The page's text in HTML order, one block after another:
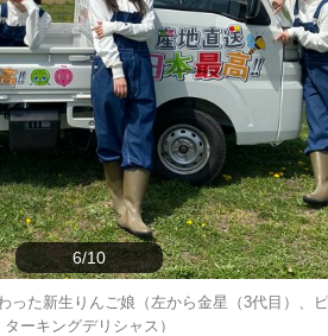
6/10
った新生りんご娘（左から金星（3代目）、
ターキングデリシャス）